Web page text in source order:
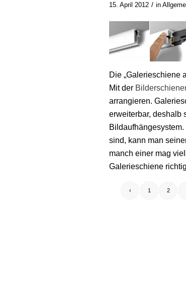
15. April 2012 / in
Die „Galerieschiene
Mit der
arrangieren.
erweiterbar, deshalb
sind, kann man
manch einer mag
Galerieschiene
‹ 1 2